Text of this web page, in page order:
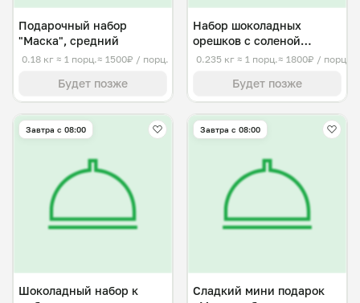
Подарочный набор
"Маска", средний
0.18 кг ≈ 1 порц.≈ 1500₽ / порц.
Будет позже
Набор шоколадных
орешков с соленой
карамелью
0.235 кг ≈ 1 порц.≈ 1800₽ / порц.
Будет позже
Завтра c 08:00
Шоколадный набор к
Завтра c 08:00
Сладкий мини подарок